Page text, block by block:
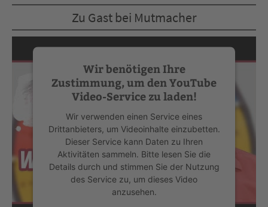
Zu Gast bei Mutmacher
Wir benötigen Ihre
Zustimmung, um den YouTube
Video-Service zu laden!
Wir verwenden einen Service eines
Drittanbieters, um Videoinhalte einzubetten.
Dieser Service kann Daten zu Ihren
Aktivitäten sammeln. Bitte lesen Sie die
Details durch und stimmen Sie der Nutzung
des Service zu, um dieses Video
anzusehen.